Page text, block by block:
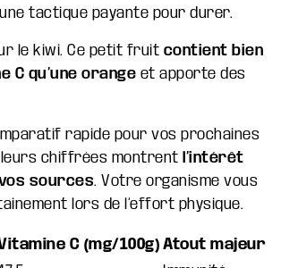
une tactique payante pour durer.
le kiwi. Ce petit fruit contient bien
C qu’une orange et apporte des
rapide pour vos prochaines
chiffrées montrent l’intérêt
sources. Votre organisme vous
lors de l’effort physique.
C (mg/100g) Atout majeur